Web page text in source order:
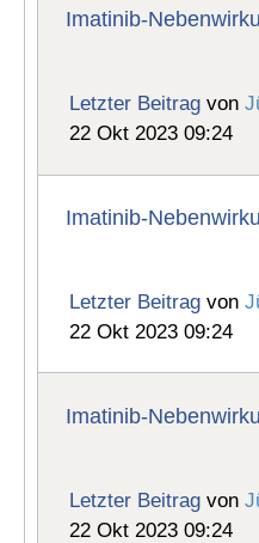
Imatinib-
Letzter Beitrag von
22 Okt 2023 09:24
Imatinib-
Letzter Beitrag von
22 Okt 2023 09:24
Imatinib-
Letzter Beitrag von
22 Okt 2023 09:24